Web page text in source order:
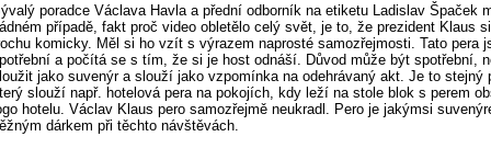
poradce Václava Havla a přední odborník na etiketu Ladislav Špaček
případě, fakt proč video obletělo celý svět, je to, že prezident Klaus
komicky. Měl si ho vzít s výrazem naprosté samozřejmosti. Tato pera
a počítá se s tím, že si je host odnáší. Důvod může být spotřební,
jako suvenýr a slouží jako vzpomínka na odehrávaný akt. Je to stejný
slouží např. hotelová pera na pokojích, kdy leží na stole blok s perem
hotelu. Václav Klaus pero samozřejmě neukradl. Pero je jakýmsi
dárkem při těchto návštěvách.